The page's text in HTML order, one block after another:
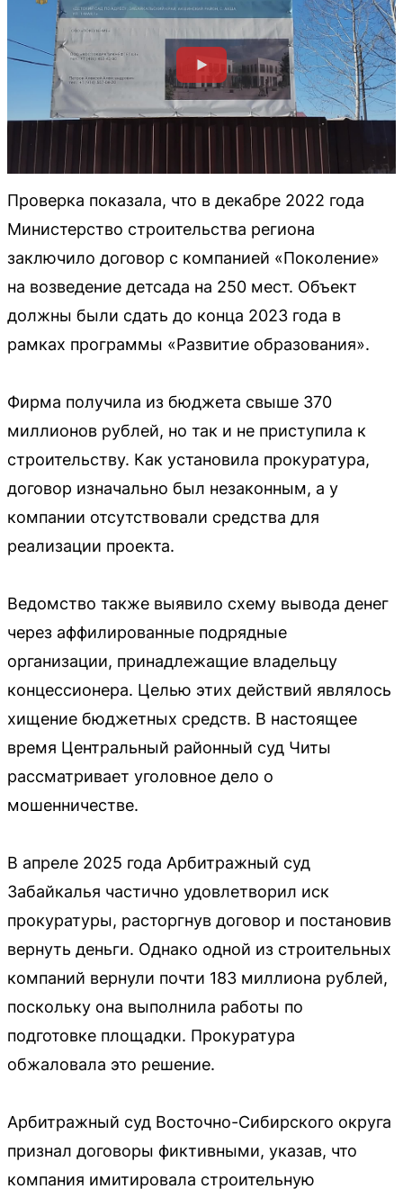
Проверка показала, что в декабре 2022 года
Министерство строительства региона
заключило договор с компанией «Поколение»
на возведение детсада на 250 мест. Объект
должны были сдать до конца 2023 года в
рамках программы «Развитие образования».
Фирма получила из бюджета свыше 370
миллионов рублей, но так и не приступила к
строительству. Как установила прокуратура,
договор изначально был незаконным, а у
компании отсутствовали средства для
реализации проекта.
Ведомство также выявило схему вывода денег
через аффилированные подрядные
организации, принадлежащие владельцу
концессионера. Целью этих действий являлось
хищение бюджетных средств. В настоящее
время Центральный районный суд Читы
рассматривает уголовное дело о
мошенничестве.
В апреле 2025 года Арбитражный суд
Забайкалья частично удовлетворил иск
прокуратуры, расторгнув договор и постановив
вернуть деньги. Однако одной из строительных
компаний вернули почти 183 миллиона рублей,
поскольку она выполнила работы по
подготовке площадки. Прокуратура
обжаловала это решение.
Арбитражный суд Восточно-Сибирского округа
признал договоры фиктивными, указав, что
компания имитировала строительную